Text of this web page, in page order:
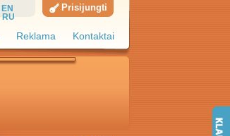
Reklama Kontaktai
EN
RU
Prisijungti